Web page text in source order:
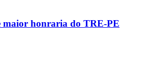
maior honraria do TRE-PE